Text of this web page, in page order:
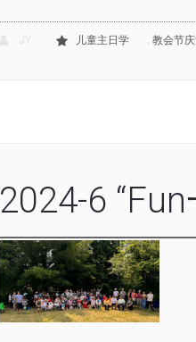
儿童主日学 教会节
2024-6